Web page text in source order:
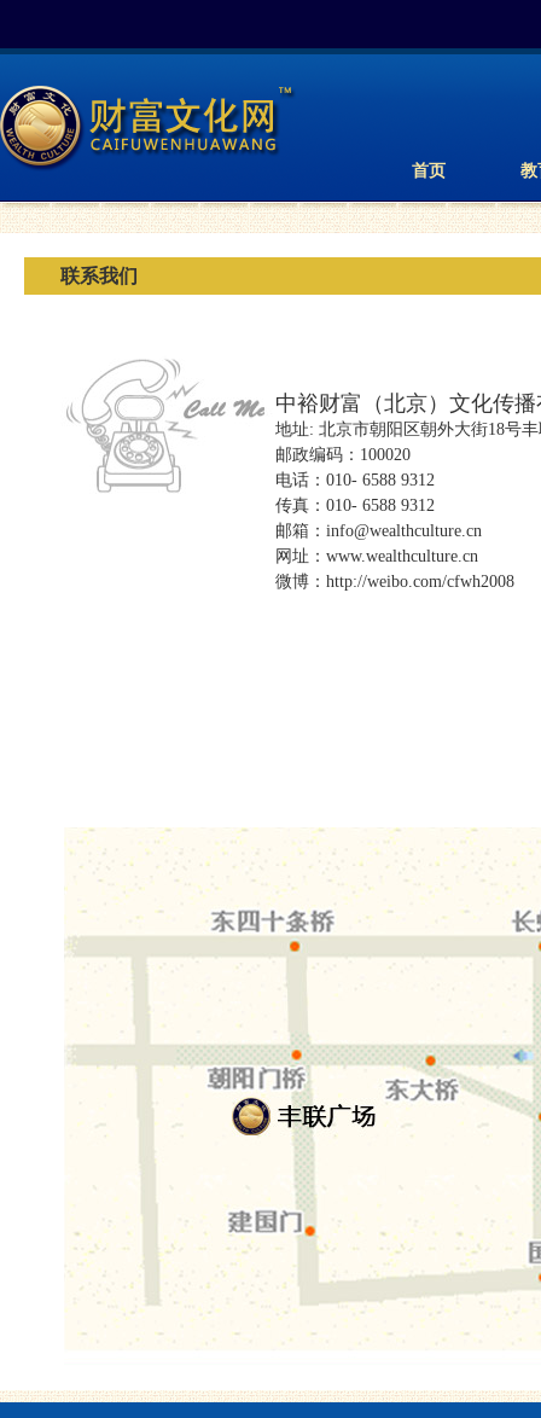
首页 教
联系我们
中裕财富（北京）文化传
地址: 北京市朝阳区朝外大街18号
邮政编码：100020
电话：010- 6588 9312
传真：010- 6588 9312
邮箱：info@wealthculture.cn
网址：www.wealthculture.cn
微博：http://weibo.com/cfwh2008